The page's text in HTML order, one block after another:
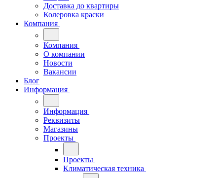
Доставка до квартиры
Колеровка краски
Компания
Компания
О компании
Новости
Вакансии
Блог
Информация
Информация
Реквизиты
Магазины
Проекты
Проекты
Климатическая техника